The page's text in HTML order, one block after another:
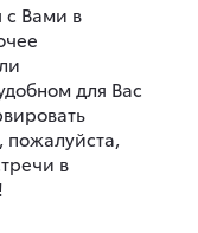
с Вами в
для Вас
пожалуйста,
в